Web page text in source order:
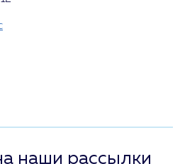
наши рассылки